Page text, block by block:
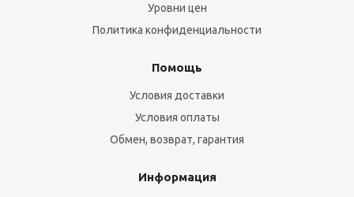
Уровни цен
Политика конфиденциальности
Помощь
Условия доставки
Условия оплаты
Обмен, возврат, гарантия
Информация